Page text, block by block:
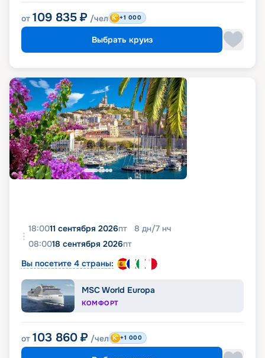
от 109 835 ₽ /чел +1 000
Выбрать круиз
18:0011 сентября 2026пт 8 дн/7 нч
08:0018 сентября 2026пт
Вы посетите 4 страны:
MSC World Europa
КОМФОРТ
от 103 860 ₽ /чел +1 000